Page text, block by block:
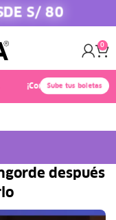
S/ 80
0
¡Conoce a Chayanne! 🎤✨
Sube tus boletas
después